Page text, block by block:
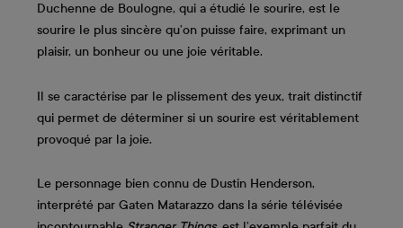
Duchenne de Boulogne, qui a étudié le sourire, est le
sourire le plus sincère qu’on puisse faire, exprimant un
plaisir, un bonheur ou une joie véritable.
Il se caractérise par le plissement des yeux, trait distinctif
qui permet de déterminer si un sourire est véritablement
provoqué par la joie.
Le personnage bien connu de Dustin Henderson,
interprété par Gaten Matarazzo dans la série télévisée